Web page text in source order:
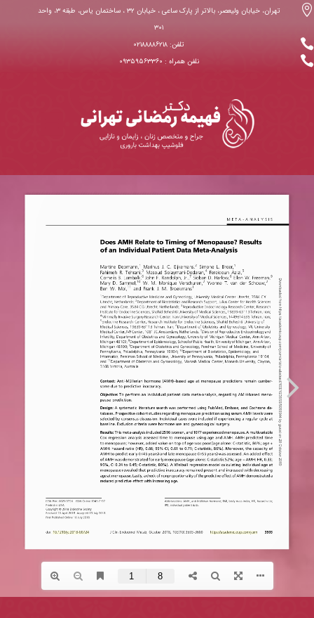

تهران، خیابان ولیعصر، بالاتر از پارک ساعی ، خیابان ۳۲ ، ساختمان یاس، طبقه ۳، واحد
۳۰۱
 تلفن: ۰۲۱۸۸۸۸۶۲۱۸
 نلفن همراه : ۰۹۳۵۹۵۶۳۳۶۰